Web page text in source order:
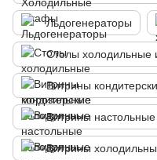
Льдогенераторы
Столы холодильные
Витрины
Витрины
Витрины